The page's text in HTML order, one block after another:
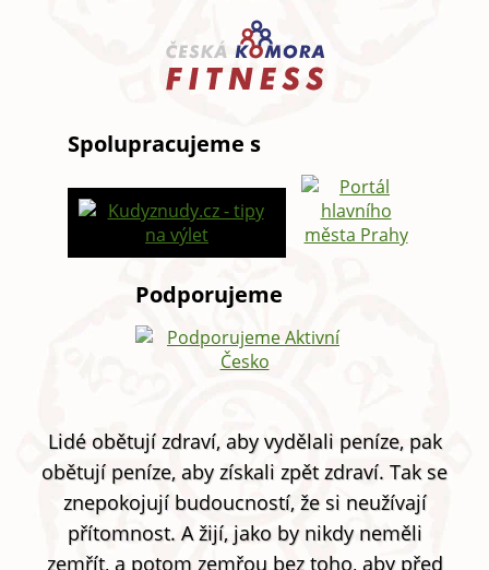
Spolupracujeme s
Podporujeme
Lidé obětují zdraví, aby vydělali peníze, pak
obětují peníze, aby získali zpět zdraví. Tak se
znepokojují budoucností, že si neužívají
přítomnost. A žijí, jako by nikdy neměli
zemřít, a potom zemřou bez toho, aby před